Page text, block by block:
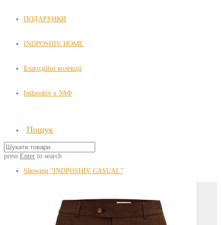
ПОДАРУНКИ
INDPOSHIV HOME
Благодійні колекції
Indposhiv x УАФ
⁄ Пошук
press Enter to search
Showing “INDPOSHIV CASUAL”